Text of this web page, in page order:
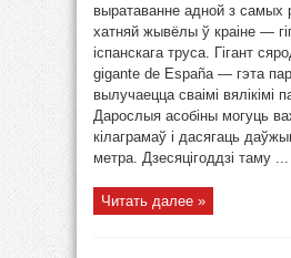
выратаванне адной з самых
хатняй жывёлы ў краіне —
іспанскага труса. Гігант
gigante de España — гэта
вылучаецца сваімі вялікімі
Дарослыя асобіны могуць
кілаграмаў і дасягаць
метра. Дзесяцігоддзі таму ...
Читать далее »